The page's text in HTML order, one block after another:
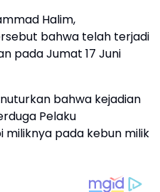
Halim,
bahwa telah terjadi
pada Jumat 17 Juni
bahwa kejadian
Pelaku
pada kebun milik